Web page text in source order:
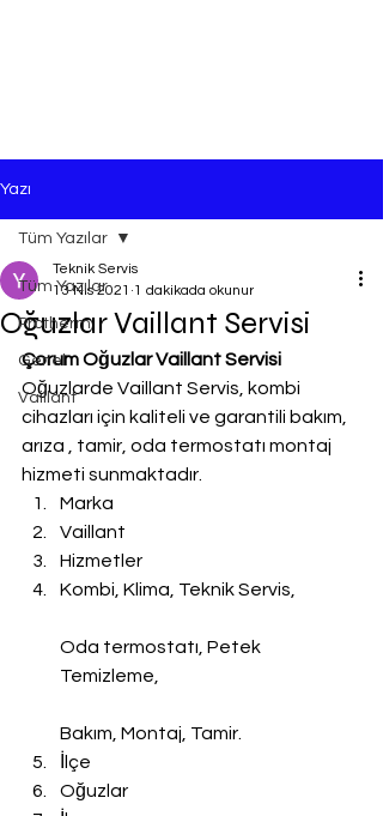
Yazı
Tüm Yazılar
Protherm
Genel
Vaillant
Tüm Yazılar
Oğuzlar Vaillant Servisi
Teknik Servis
13 Nis 2021 1 dakikada okunur
Çorum Oğuzlar Vaillant Servisi
Oğuzlarde Vaillant Servis, kombi
cihazları için kaliteli ve garantili bakım,
arıza , tamir, oda termostatı montaj
hizmeti sunmaktadır.
Marka
Vaillant
Hizmetler
Kombi, Klima, Teknik Servis,
Oda termostatı, Petek
Temizleme,
Bakım, Montaj, Tamir.
İlçe
Oğuzlar